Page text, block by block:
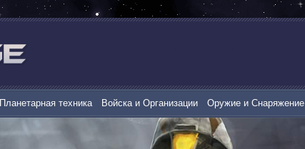
Планетарная техника Войска и Организации Оружие и Снаряжение